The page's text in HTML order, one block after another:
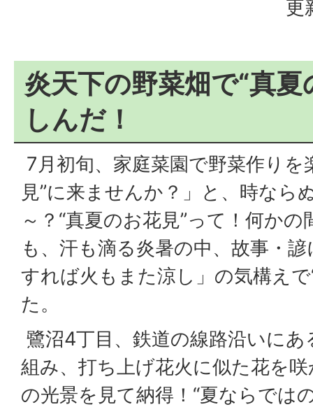
更
炎天下の野菜畑で“真夏
しんだ！
7月初旬、家庭菜園で野菜作りを
見”に来ませんか？」と、時なら
～？“真夏のお花見”って！何か
も、汗も滴る炎暑の中、故事・
すれば火もまた涼し」の気構え
た。
鷺沼4丁目、鉄道の線路沿いにあ
組み、打ち上げ花火に似た花を
の光景を見て納得！“夏ならでは